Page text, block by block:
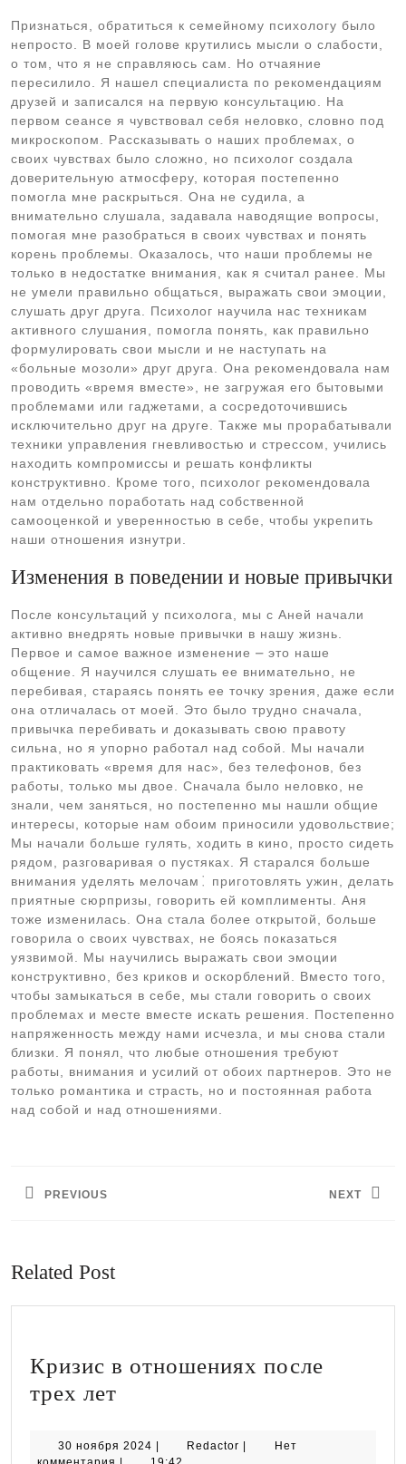
Признаться, обратиться к семейному психологу было
непросто. В моей голове крутились мысли о слабости,
о том, что я не справляюсь сам. Но отчаяние
пересилило. Я нашел специалиста по рекомендациям
друзей и записался на первую консультацию. На
первом сеансе я чувствовал себя неловко, словно под
микроскопом. Рассказывать о наших проблемах, о
своих чувствах было сложно, но психолог создала
доверительную атмосферу, которая постепенно
помогла мне раскрыться. Она не судила, а
внимательно слушала, задавала наводящие вопросы,
помогая мне разобраться в своих чувствах и понять
корень проблемы. Оказалось, что наши проблемы не
только в недостатке внимания, как я считал ранее. Мы
не умели правильно общаться, выражать свои эмоции,
слушать друг друга. Психолог научила нас техникам
активного слушания, помогла понять, как правильно
формулировать свои мысли и не наступать на
«больные мозоли» друг друга. Она рекомендовала нам
проводить «время вместе», не загружая его бытовыми
проблемами или гаджетами, а сосредоточившись
исключительно друг на друге. Также мы прорабатывали
техники управления гневливостью и стрессом, учились
находить компромиссы и решать конфликты
конструктивно. Кроме того, психолог рекомендовала
нам отдельно поработать над собственной
самооценкой и уверенностью в себе, чтобы укрепить
наши отношения изнутри.
Изменения в поведении и новые привычки
После консультаций у психолога, мы с Аней начали
активно внедрять новые привычки в нашу жизнь.
Первое и самое важное изменение ⎼ это наше
общение. Я научился слушать ее внимательно, не
перебивая, стараясь понять ее точку зрения, даже если
она отличалась от моей. Это было трудно сначала,
привычка перебивать и доказывать свою правоту
сильна, но я упорно работал над собой. Мы начали
практиковать «время для нас», без телефонов, без
работы, только мы двое. Сначала было неловко, не
знали, чем заняться, но постепенно мы нашли общие
интересы, которые нам обоим приносили удовольствие;
Мы начали больше гулять, ходить в кино, просто сидеть
рядом, разговаривая о пустяках. Я старался больше
внимания уделять мелочам⁚ приготовлять ужин, делать
приятные сюрпризы, говорить ей комплименты. Аня
тоже изменилась. Она стала более открытой, больше
говорила о своих чувствах, не боясь показаться
уязвимой. Мы научились выражать свои эмоции
конструктивно, без криков и оскорблений. Вместо того,
чтобы замыкаться в себе, мы стали говорить о своих
проблемах и месте вместе искать решения. Постепенно
напряженность между нами исчезла, и мы снова стали
близки. Я понял, что любые отношения требуют
работы, внимания и усилий от обоих партнеров. Это не
только романтика и страсть, но и постоянная работа
над собой и над отношениями.
записям
PREVIOUS NEXT
Related Post
Кризис в отношениях после
трех лет
отношениях
30 ноября 2024 30
Redactor Redactor
Нет